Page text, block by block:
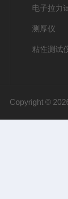
电子拉力
测厚仪
粘性测试
Copyright ©